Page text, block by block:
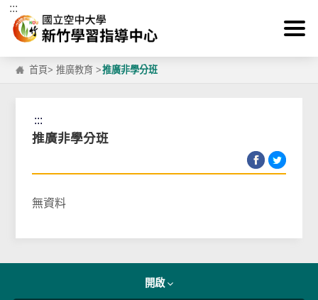
跳到主要內容區塊
:::
首頁>推廣教育 >推廣非學分班
:::
推廣非學分班
無資料
開啟